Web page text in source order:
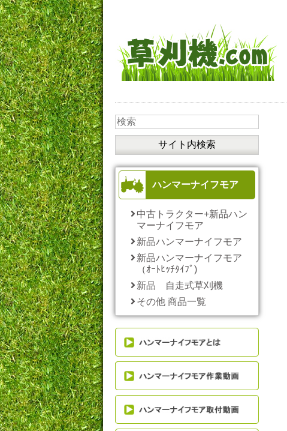
ハンマーナイフモア
中古トラクター+新品ハン
マーナイフモア
新品ハンマーナイフモア
新品ハンマーナイフモア
（ｵｰﾄﾋｯﾁﾀｲﾌﾟ)
新品 自走式草刈機
その他 商品一覧